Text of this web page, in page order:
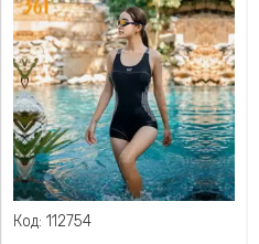
Код: 112754